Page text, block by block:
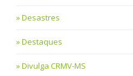
Desastres
Destaques
Divulga CRMV-MS